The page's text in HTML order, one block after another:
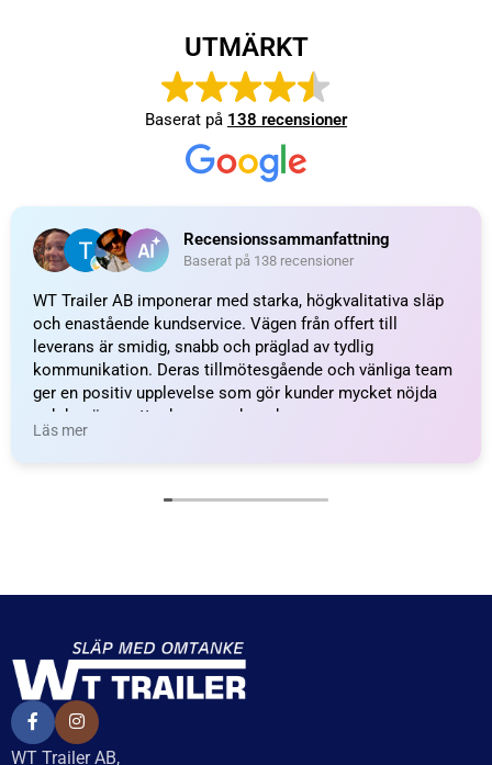
Koniskt rullager 501349/501310; 41,3×73,4×19,8
200kr inkl. moms
LÄGG I VARUKORG
Koniskt rullager 30203; 17x40x13,2